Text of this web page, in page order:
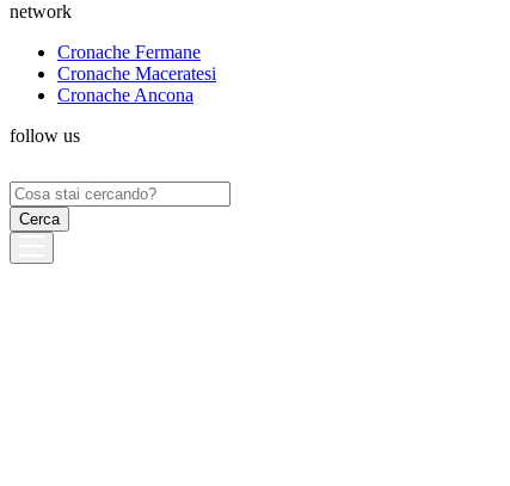
network
Cronache Fermane
Cronache Maceratesi
Cronache Ancona
follow us
Ricerca
per: